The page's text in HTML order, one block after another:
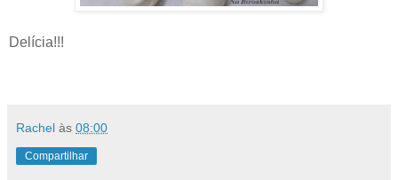
Delícia!!!
Rachel às 08:00
Compartilhar